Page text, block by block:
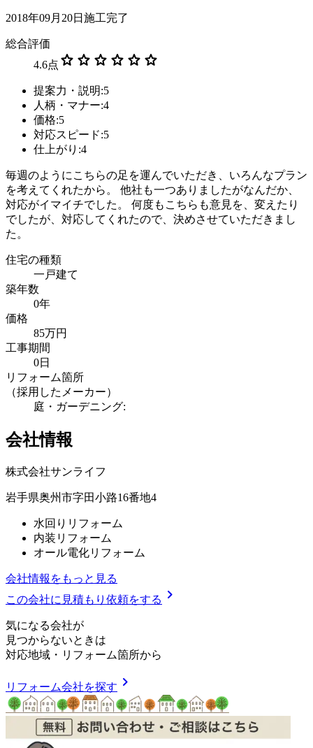
2018年09月20日施工完了
総合評価
4.6点 star star star star star star
提案力・説明:5
人柄・マナー:4
価格:5
対応スピード:5
仕上がり:4
毎週のようにこちらの足を運んでいただき、いろんなプラン
を考えてくれたから。 他社も一つありましたがなんだか、
対応がイマイチでした。 何度もこちらも意見を、変えたり
でしたが、対応してくれたので、決めさせていただきまし
た。
住宅の種類
一戸建て
築年数
0年
価格
85万円
工事期間
0日
リフォーム箇所
（採用したメーカー）
庭・ガーデニング:
会社情報
株式会社サンライフ
岩手県奥州市字田小路16番地4
水回りリフォーム
内装リフォーム
オール電化リフォーム
会社情報をもっと見る
この会社に見積もり依頼をする chevron_right
気になる会社が
見つからないときは
対応地域 ・ リフォーム箇所から
リフォーム会社を探す chevron_right